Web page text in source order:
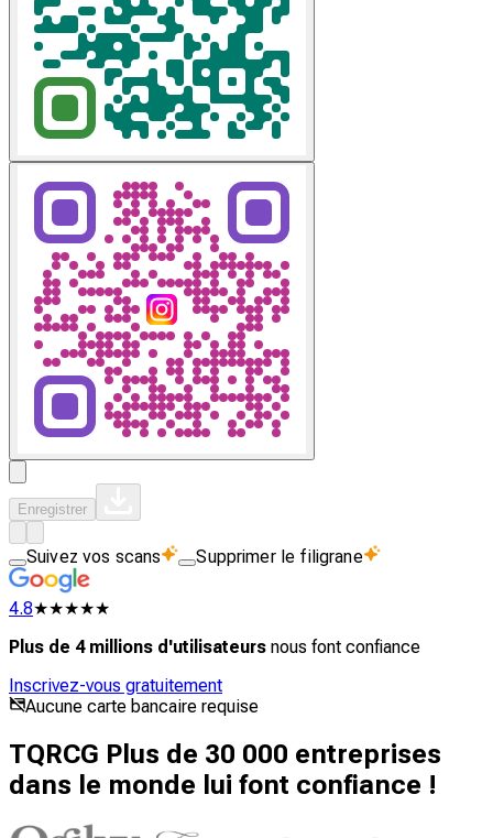
Enregistrer
Suivez vos scans Supprimer le filigrane
4.8★★★★★
Plus de 4 millions d'utilisateurs nous font confiance
Inscrivez-vous gratuitement
Aucune carte bancaire requise
TQRCG Plus de 30 000 entreprises
dans le monde lui font confiance !